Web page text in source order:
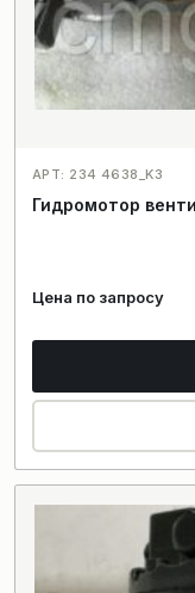
АРТ: 234 4638_K3
Цена по запросу